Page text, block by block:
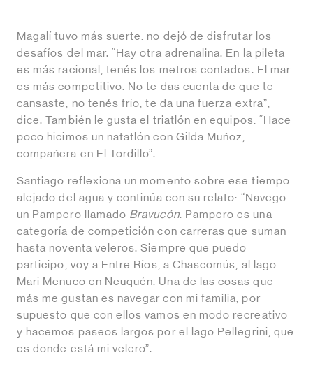
Magalí tuvo más suerte: no dejó de disfrutar los
desafíos del mar. “Hay otra adrenalina. En la pileta
es más racional, tenés los metros contados. El mar
es más competitivo. No te das cuenta de que te
cansaste, no tenés frío, te da una fuerza extra”,
dice. También le gusta el triatlón en equipos: “Hace
poco hicimos un natatlón con Gilda Muñoz,
compañera en El Tordillo”.
Santiago reflexiona un momento sobre ese tiempo
alejado del agua y continúa con su relato: “Navego
un Pampero llamado Bravucón. Pampero es una
categoría de competición con carreras que suman
hasta noventa veleros. Siempre que puedo
participo, voy a Entre Ríos, a Chascomús, al lago
Mari Menuco en Neuquén. Una de las cosas que
más me gustan es navegar con mi familia, por
supuesto que con ellos vamos en modo recreativo
y hacemos paseos largos por el lago Pellegrini, que
es donde está mi velero”.